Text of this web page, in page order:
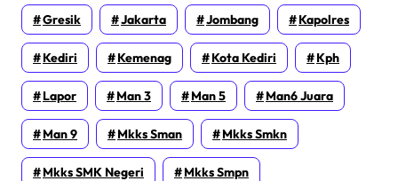
Gresik Jakarta Jombang Kapolres
Kediri Kemenag Kota Kediri Kph
Lapor Man 3 Man 5 Man6 Juara
Man 9 Mkks Sman Mkks Smkn
Mkks SMK Negeri Mkks Smpn